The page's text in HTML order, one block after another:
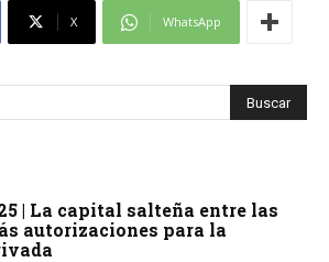
X WhatsApp
| La capital salteña entre las
autorizaciones para la